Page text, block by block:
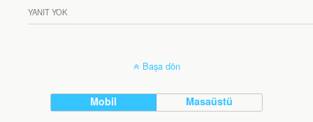
YANIT YOK
Başa dön
Mobil Masaüstü